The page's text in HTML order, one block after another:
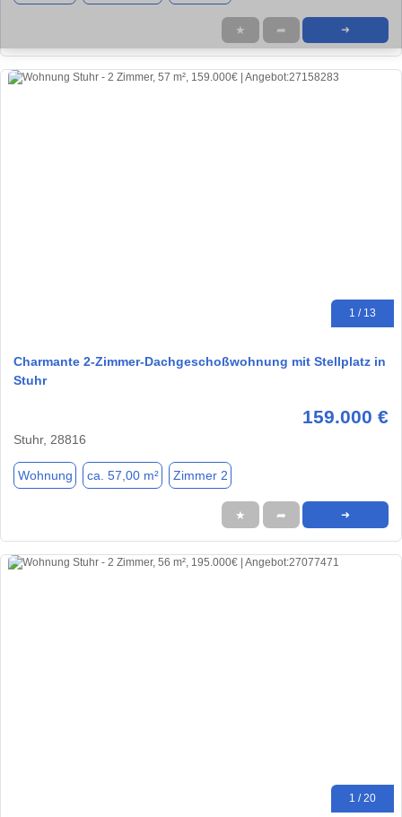
★ ➦ ➜
1 / 13
Charmante 2-Zimmer-Dachgeschoßwohnung mit Stellplatz in
Stuhr
159.000 €
Stuhr, 28816
Wohnung ca. 57,00 m² Zimmer 2
★ ➦ ➜
1 / 20